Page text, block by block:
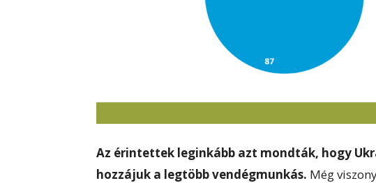
Az érintettek leginkább azt mondták, hogy
hozzájuk a legtöbb vendégmunkás. Még